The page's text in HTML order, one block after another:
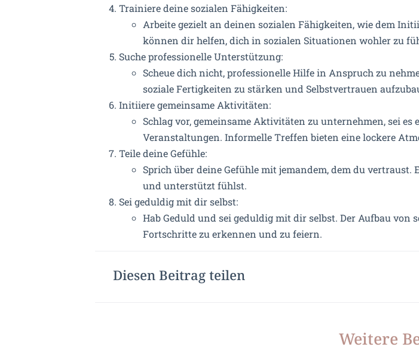
Trainiere deine sozialen Fähigkeiten:
Arbeite gezielt an deinen sozialen Fähigkeiten, wie dem
können dir helfen, dich in sozialen Situationen wohler zu
Suche professionelle Unterstützung:
Scheue dich nicht, professionelle Hilfe in Anspruch zu
soziale Fertigkeiten zu stärken und Selbstvertrauen
Initiiere gemeinsame Aktivitäten:
Schlag vor, gemeinsame Aktivitäten zu unternehmen, sei es
Veranstaltungen. Informelle Treffen bieten eine lockere
Teile deine Gefühle:
Sprich über deine Gefühle mit jemandem, dem du
und unterstützt fühlst.
Sei geduldig mit dir selbst:
Hab Geduld und sei geduldig mit dir selbst. Der Aufbau
Fortschritte zu erkennen und zu feiern.
Diesen Beitrag teilen
Weitere